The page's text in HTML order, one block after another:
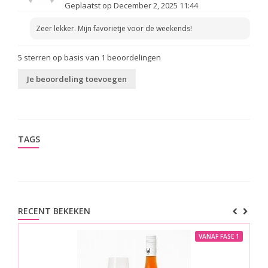
Geplaatst op December 2, 2025 11:44
Zeer lekker. Mijn favorietje voor de weekends!
5 sterren op basis van 1 beoordelingen
Je beoordeling toevoegen
TAGS
RECENT BEKEKEN
VANAF FASE 1